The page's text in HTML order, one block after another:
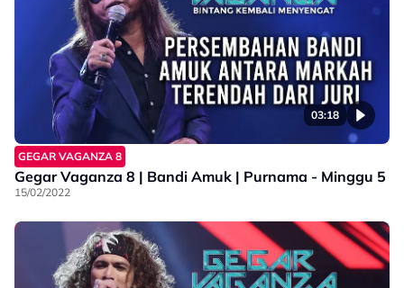
03:18
GEGAR VAGANZA 8
Gegar Vaganza 8 | Bandi Amuk | Purnama - Minggu 5
15/02/2022